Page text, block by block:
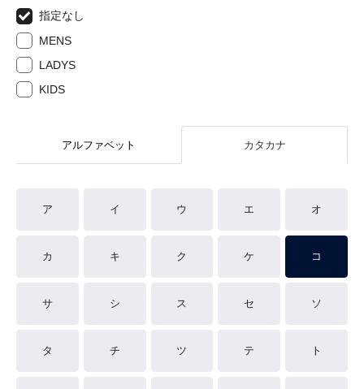
指定なし
MENS
LADYS
KIDS
アルファベット カタカナ
ア イ ウ エ オ
カ キ ク ケ コ
サ シ ス セ ソ
タ チ ツ テ ト